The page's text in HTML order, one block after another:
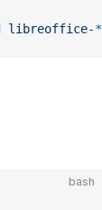
libreoffice-*
bash